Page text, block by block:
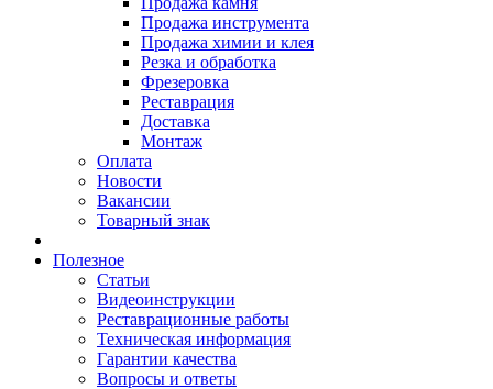
Продажа инструмента
Продажа химии и клея
Резка и обработка
Фрезеровка
Реставрация
Доставка
Монтаж
Оплата
Новости
Вакансии
Товарный знак
Полезное
Статьи
Видеоинструкции
Реставрационные работы
Техническая информация
Гарантии качества
Вопросы и ответы